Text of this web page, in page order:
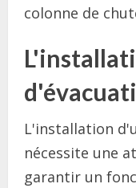
colonne de
L'installation
nécessite une
garantir un